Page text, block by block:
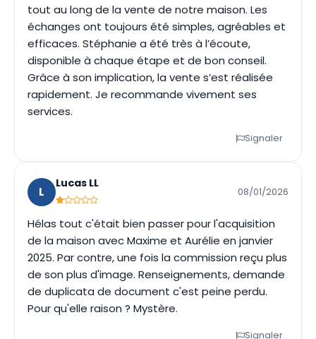
tout au long de la vente de notre maison. Les
échanges ont toujours été simples, agréables et
efficaces. Stéphanie a été très à l’écoute,
disponible à chaque étape et de bon conseil.
Grâce à son implication, la vente s’est réalisée
rapidement. Je recommande vivement ses
services.
Signaler
L
Lucas LL
08/01/2026
Hélas tout c'était bien passer pour l'acquisition
de la maison avec Maxime et Aurélie en janvier
2025. Par contre, une fois la commission reçu plus
de son plus d'image. Renseignements, demande
de duplicata de document c'est peine perdu.
Pour qu'elle raison ? Mystère.
Signaler